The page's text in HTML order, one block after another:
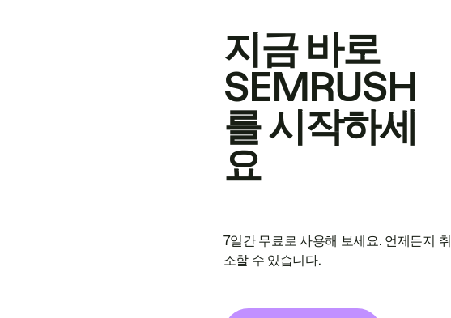
지금 바로
SEMRUSH
를 시작하세
요
7일간 무료로 사용해 보세요. 언제든지 취
소할 수 있습니다.